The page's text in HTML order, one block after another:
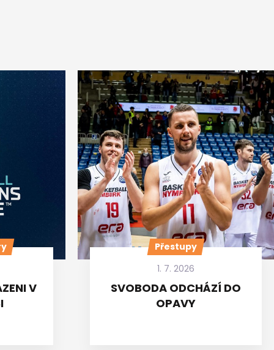
V
Přestupy
1. 7. 2026
SVOBODA ODCHÁZÍ DO
OPAVY